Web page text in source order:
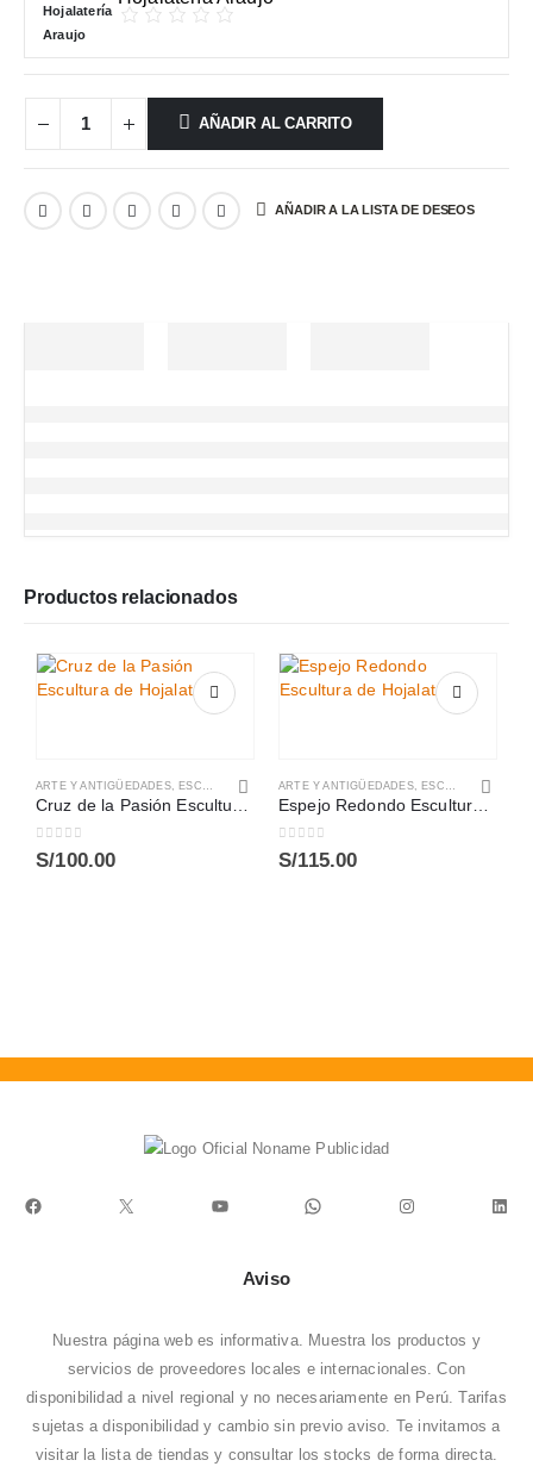
AÑADIR AL CARRITO
AÑADIR A LA LISTA DE DESEOS
Productos relacionados
ARTE Y ANTIGÜEDADES, ESCULTURAS
0out of 5
S/100.00
ARTE Y ANTIGÜEDADES, ESCULTURAS
0out of 5
S/115.00
Facebook X YouTube WhatsApp Instagram
Aviso
Nuestra página web es informativa. Muestra los productos y
servicios de proveedores locales e internacionales. Con
disponibilidad a nivel regional y no necesariamente en Perú. Tarifas
sujetas a disponibilidad y cambio sin previo aviso. Te invitamos a
visitar la lista de tiendas y consultar los stocks de forma directa.